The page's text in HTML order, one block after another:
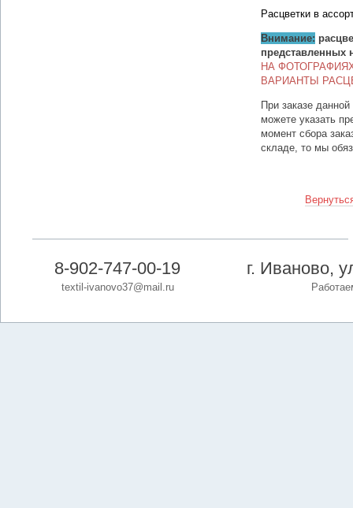
Расцветки в
Внимание:
представленных
НА
ВАРИАНТЫ
При заказе
можете указать
момент сбора
складе, то мы
8-902-747-00-19
textil-ivanovo37@mail.ru
г. Иваново,